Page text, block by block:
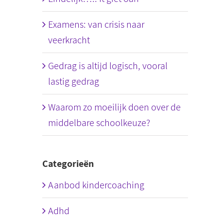
Examens: van crisis naar
veerkracht
Gedrag is altijd logisch, vooral
lastig gedrag
Waarom zo moeilijk doen over de
middelbare schoolkeuze?
Categorieën
Aanbod kindercoaching
Adhd